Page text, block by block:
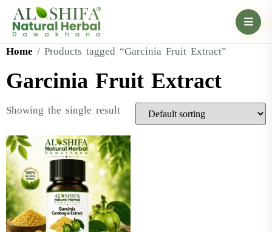
Home / Products tagged “Garcinia Fruit Extract”
Garcinia Fruit Extract
Showing the single result